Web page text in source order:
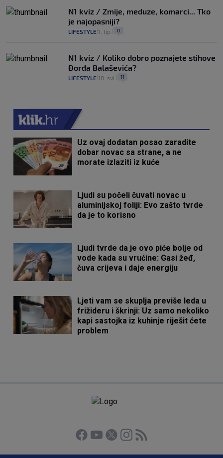
N1 kviz / Zmije, meduze, komarci... Tko
je najopasniji?
LIFESTYLE 1. lip. 0
N1 kviz / Koliko dobro poznajete stihove
Đorđa Balaševića?
LIFESTYLE 18. svi. 11
Uz ovaj dodatan posao zaradite
dobar novac sa strane, a ne
morate izlaziti iz kuće
Ljudi su počeli čuvati novac u
aluminijskoj foliji: Evo zašto tvrde
da je to korisno
Ljudi tvrde da je ovo piće bolje od
vode kada su vrućine: Gasi žeđ,
čuva crijeva i daje energiju
Ljeti vam se skuplja previše leda u
frižideru i škrinji: Uz samo nekoliko
kapi sastojka iz kuhinje riješit ćete
problem